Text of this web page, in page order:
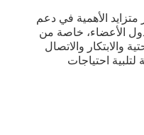
متزايد الأهمية في دعم
الأعضاء، خاصة من
والابتكار والاتصال
احتياجات